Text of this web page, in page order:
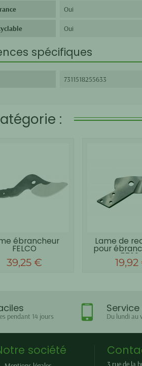
Oui
Oui
spécifiques
7311518255633
:
ébrancheur
FELCO
39,25 €
Lame de
pour
5700...
pendant 14 jours Du lundi au
société
3 rue de la